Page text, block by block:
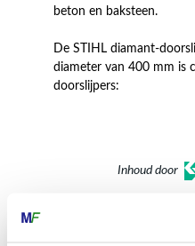
beton en baksteen.
De STIHL diamant-
diameter van 400 mm is
doorslijpers:
Inhoud door